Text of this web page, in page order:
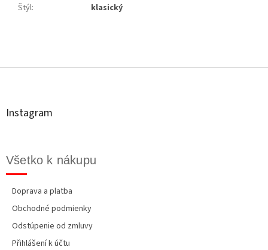
Štýl: klasický
á
Instagram
Všetko k nákupu
Doprava a platba
Obchodné podmienky
Odstúpenie od zmluvy
Přihlášení k účtu